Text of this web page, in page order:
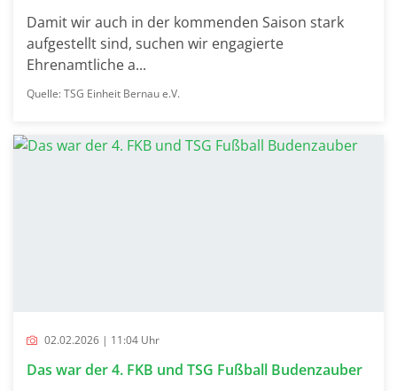
Damit wir auch in der kommenden Saison stark
aufgestellt sind, suchen wir engagierte
Ehrenamtliche a...
Quelle: TSG Einheit Bernau e.V.
02.02.2026 | 11:04 Uhr
Das war der 4. FKB und TSG Fußball Budenzauber